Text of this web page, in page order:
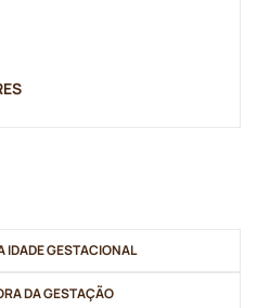
IDADE GESTACIONAL
DA GESTAÇÃO